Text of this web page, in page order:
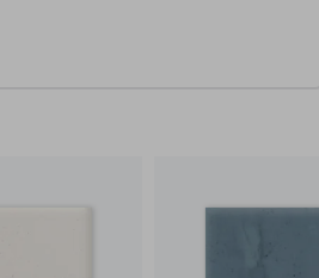
product, dus iedere tegel is
op deze tegel